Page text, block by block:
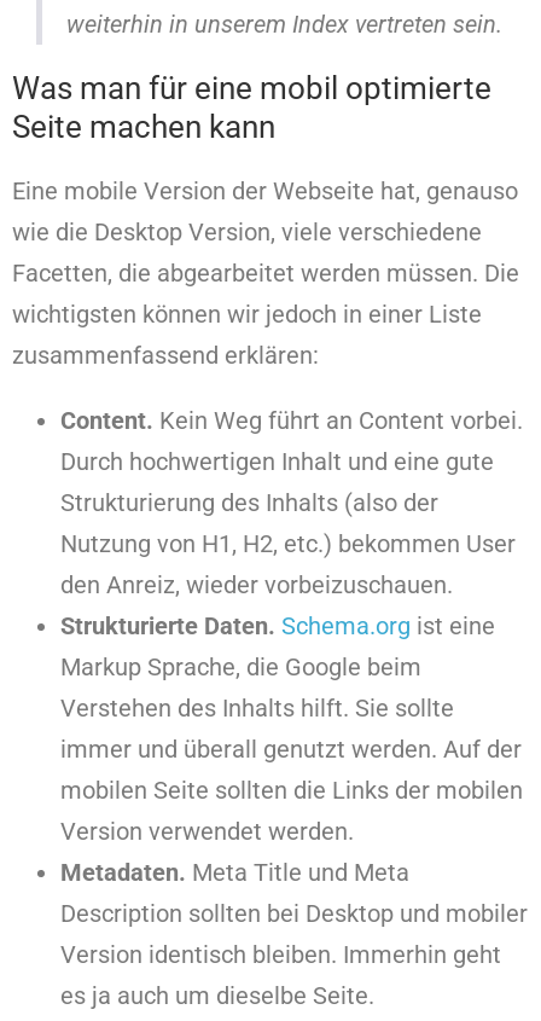
weiterhin in unserem Index vertreten sein.
Was man für eine mobil optimierte
Seite machen kann
Eine mobile Version der Webseite hat, genauso
wie die Desktop Version, viele verschiedene
Facetten, die abgearbeitet werden müssen. Die
wichtigsten können wir jedoch in einer Liste
zusammenfassend erklären:
Content. Kein Weg führt an Content vorbei.
Durch hochwertigen Inhalt und eine gute
Strukturierung des Inhalts (also der
Nutzung von H1, H2, etc.) bekommen User
den Anreiz, wieder vorbeizuschauen.
Strukturierte Daten. Schema.org ist eine
Markup Sprache, die Google beim
Verstehen des Inhalts hilft. Sie sollte
immer und überall genutzt werden. Auf der
mobilen Seite sollten die Links der mobilen
Version verwendet werden.
Metadaten. Meta Title und Meta
Description sollten bei Desktop und mobiler
Version identisch bleiben. Immerhin geht
es ja auch um dieselbe Seite.